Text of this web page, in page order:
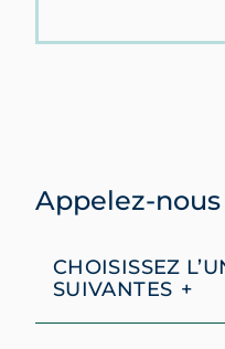
Appelez-nous
CHOISISSEZ
SUIVANTES